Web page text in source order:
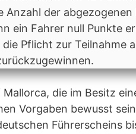
Anzahl der
ein Fahrer null Punkte
Pflicht zur Teilnahme
die im Besitz
Vorgaben bewusst
Führerscheins